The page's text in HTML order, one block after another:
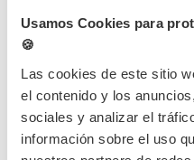
Usamos Cookies para
🍪
Las cookies de este sitio
el contenido y los
sociales y analizar el
información sobre el uso
Preguntas frecuentes